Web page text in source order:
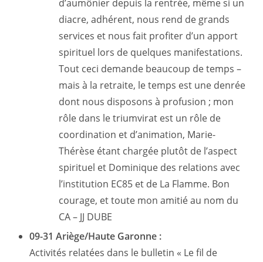
d’aumônier depuis la rentrée, même si un
diacre, adhérent, nous rend de grands
services et nous fait profiter d’un apport
spirituel lors de quelques manifestations.
Tout ceci demande beaucoup de temps –
mais à la retraite, le temps est une denrée
dont nous disposons à profusion ; mon
rôle dans le triumvirat est un rôle de
coordination et d’animation, Marie-
Thérèse étant chargée plutôt de l’aspect
spirituel et Dominique des relations avec
l’institution EC85 et de La Flamme. Bon
courage, et toute mon amitié au nom du
CA – JJ DUBE
09-31 Ariège/Haute Garonne :
Activités relatées dans le bulletin « Le fil de